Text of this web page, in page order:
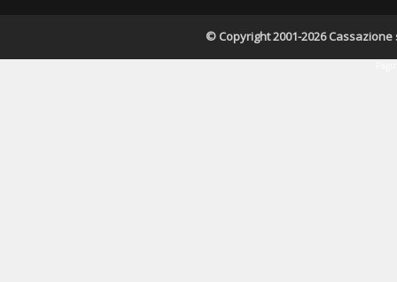
© Copyright 2001-2026 Cassazione